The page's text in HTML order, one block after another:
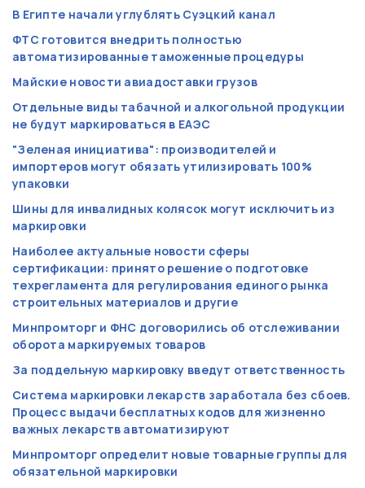
В Египте начали углублять Суэцкий канал
ФТС готовится внедрить полностью
автоматизированные таможенные процедуры
Майские новости авиадоставки грузов
Отдельные виды табачной и алкогольной продукции
не будут маркироваться в ЕАЭС
"Зеленая инициатива": производителей и
импортеров могут обязать утилизировать 100%
упаковки
Шины для инвалидных колясок могут исключить из
маркировки
Наиболее актуальные новости сферы
сертификации: принято решение о подготовке
техрегламента для регулирования единого рынка
строительных материалов и другие
Минпромторг и ФНС договорились об отслеживании
оборота маркируемых товаров
За поддельную маркировку введут ответственность
Система маркировки лекарств заработала без сбоев.
Процесс выдачи бесплатных кодов для жизненно
важных лекарств автоматизируют
Минпромторг определит новые товарные группы для
обязательной маркировки